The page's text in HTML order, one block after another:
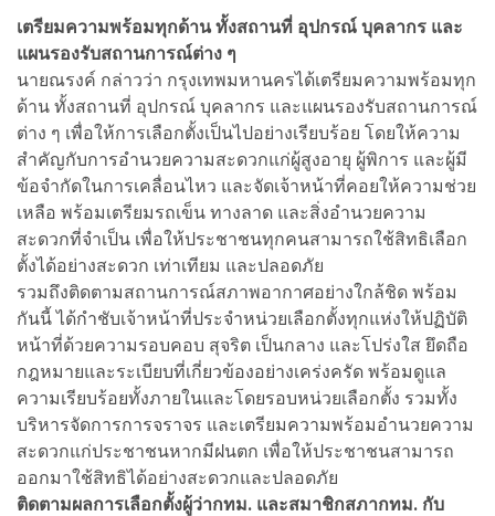
เตรียมความพร้อมทุกด้าน ทั้งสถานที่ อุปกรณ์ บุคลากร และ
แผนรองรับสถานการณ์ต่าง ๆ
นายณรงค์ กล่าวว่า กรุงเทพมหานครได้เตรียมความพร้อมทุก
ด้าน ทั้งสถานที่ อุปกรณ์ บุคลากร และแผนรองรับสถานการณ์
ต่าง ๆ เพื่อให้การเลือกตั้งเป็นไปอย่างเรียบร้อย โดยให้ความ
สำคัญกับการอำนวยความสะดวกแก่ผู้สูงอายุ ผู้พิการ และผู้มี
ข้อจำกัดในการเคลื่อนไหว และจัดเจ้าหน้าที่คอยให้ความช่วย
เหลือ พร้อมเตรียมรถเข็น ทางลาด และสิ่งอำนวยความ
สะดวกที่จำเป็น เพื่อให้ประชาชนทุกคนสามารถใช้สิทธิเลือก
ตั้งได้อย่างสะดวก เท่าเทียม และปลอดภัย
รวมถึงติดตามสถานการณ์สภาพอากาศอย่างใกล้ชิด พร้อม
กันนี้ ได้กำชับเจ้าหน้าที่ประจำหน่วยเลือกตั้งทุกแห่งให้ปฏิบัติ
หน้าที่ด้วยความรอบคอบ สุจริต เป็นกลาง และโปร่งใส ยึดถือ
กฎหมายและระเบียบที่เกี่ยวข้องอย่างเคร่งครัด พร้อมดูแล
ความเรียบร้อยทั้งภายในและโดยรอบหน่วยเลือกตั้ง รวมทั้ง
บริหารจัดการการจราจร และเตรียมความพร้อมอำนวยความ
สะดวกแก่ประชาชนหากมีฝนตก เพื่อให้ประชาชนสามารถ
ออกมาใช้สิทธิได้อย่างสะดวกและปลอดภัย
ติดตามผลการเลือกตั้งผู้ว่ากทม. และสมาชิกสภากทม. กับ